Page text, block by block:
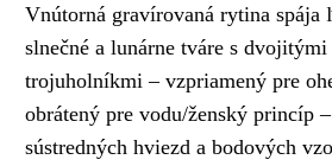
Vnútorná gravírovaná rytina spája
slnečné a lunárne tváre s
trojuholníkmi – vzpriamený pre
obrátený pre vodu/ženský princíp
sústredných hviezd a bodových